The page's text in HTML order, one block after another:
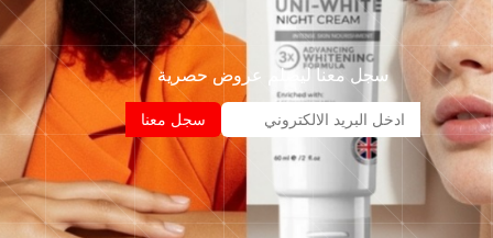
سجل معنا ليصلم عروض حصرية